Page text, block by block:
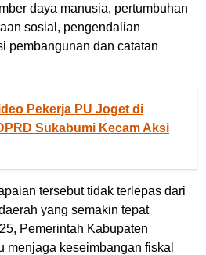
daya manusia, pertumbuhan
sosial, pengendalian
pembangunan dan catatan
Pekerja PU Joget di
Sukabumi Kecam Aksi
tersebut tidak terlepas dari
yang semakin tepat
Pemerintah Kabupaten
menjaga keseimbangan fiskal